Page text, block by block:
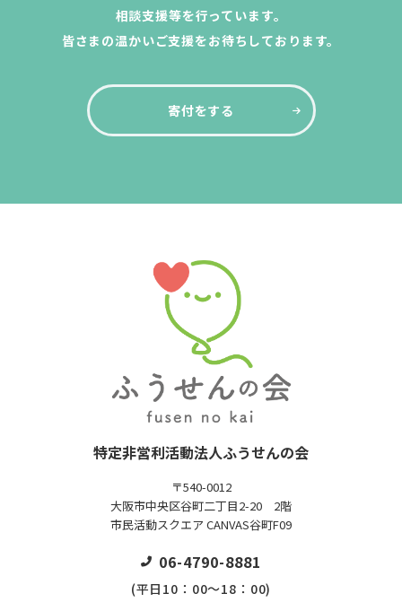
相談支援等を行っています。
皆さまの温かいご支援をお待ちしております。
寄付をする
特定非営利活動法人ふうせんの会
〒540-0012
大阪市中央区谷町二丁目2-20 2階
市民活動スクエア CANVAS谷町F09
06-4790-8881
(平日10：00～18：00)